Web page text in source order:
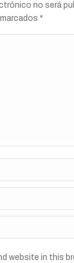
no será
*
website in this